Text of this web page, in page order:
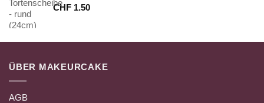
CHF 1.50
ÜBER MAKEURCAKE
AGB